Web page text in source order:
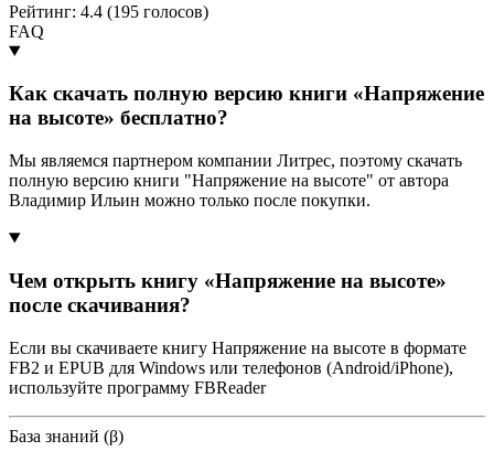
Рейтинг: 4.4 (195 голосов)
FAQ
Как скачать полную версию книги «Напряжение
на высоте» бесплатно?
Мы являемся партнером компании Литрес, поэтому скачать
полную версию книги "Напряжение на высоте" от автора
Владимир Ильин можно только после покупки.
Чем открыть книгу «Напряжение на высоте»
после скачивания?
Если вы скачиваете книгу Напряжение на высоте в формате
FB2 и EPUB для Windows или телефонов (Android/iPhone),
используйте программу FBReader
База знаний (β)